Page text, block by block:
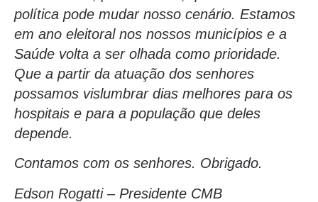
política pode mudar nosso cenário. Estamos
em ano eleitoral nos nossos municípios e a
Saúde volta a ser olhada como prioridade.
Que a partir da atuação dos senhores
possamos vislumbrar dias melhores para os
hospitais e para a população que deles
depende.
Contamos com os senhores. Obrigado.
Edson Rogatti – Presidente CMB